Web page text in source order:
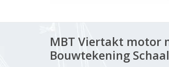
MBT Viertakt motor
Bouwtekening